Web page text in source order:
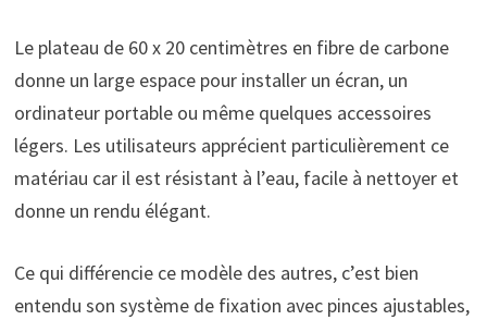
Le plateau de 60 x 20 centimètres en fibre de carbone
donne un large espace pour installer un écran, un
ordinateur portable ou même quelques accessoires
légers. Les utilisateurs apprécient particulièrement ce
matériau car il est résistant à l’eau, facile à nettoyer et
donne un rendu élégant.
Ce qui différencie ce modèle des autres, c’est bien
entendu son système de fixation avec pinces ajustables,